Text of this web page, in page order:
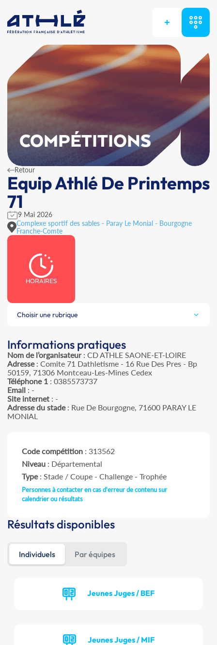
+
COMPÉTITIONS
Retour
Equip Athlé De Printemps
71
9 Mai 2026
Complexe sportif des sables - Paray Le Monial - Bourgogne
Franche-Comte
HORAIRES
Choisir une rubrique
Informations pratiques
Nom de l’organisateur: CD ATHLE SAONE-ET-LOIRE
Adresse: Comite 71 Dathletisme - 16 Rue Des Pres - Bp
50159, 71306 Montceau-Les-Mines Cedex
Téléphone 1 : 0385573737
Email : -
Site internet : -
Adresse du stade: Rue De Bourgogne, 71600 PARAY LE
MONIAL
Code compétition : 313562
Niveau : Départemental
Type: Stade / Coupe - Challenge - Trophée
Personnes à contacter en cas d'erreur de contenu sur
calendrier ou résultats
Résultats disponibles
Individuels Par équipes
Jeunes Juges / BEF
Jeunes Juges / MIF